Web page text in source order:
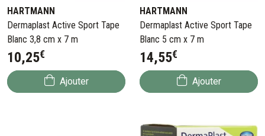
HARTMANN
Dermaplast Active Sport Tape
Blanc 3,8 cm x 7 m
10,25€
Ajouter
HARTMANN
Dermaplast Active Sport Tape
Blanc 5 cm x 7 m
14,55€
Ajouter